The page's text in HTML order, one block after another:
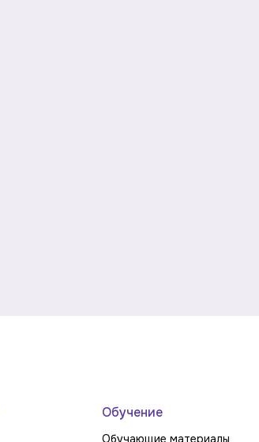
Обучение
Обучающие материалы